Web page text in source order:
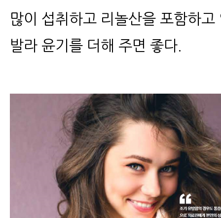
많이 섭취하고 리놀산을 포함하
발라 윤기를 더해 주면 좋다.